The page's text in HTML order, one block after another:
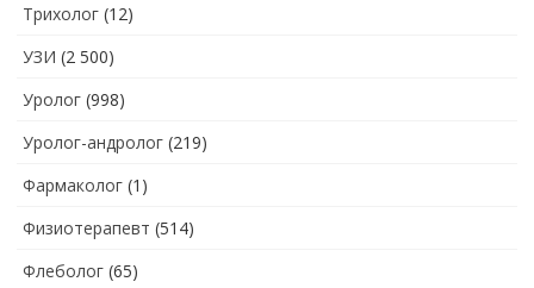
Трихолог (12)
УЗИ (2 500)
Уролог (998)
Уролог-андролог (219)
Фармаколог (1)
Физиотерапевт (514)
Флеболог (65)